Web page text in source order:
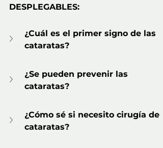
DESPLEGABLES:
¿Cuál es el primer signo de las
cataratas?
¿Se pueden prevenir las
cataratas?
¿Cómo sé si necesito cirugía de
cataratas?